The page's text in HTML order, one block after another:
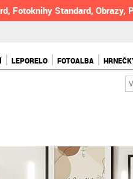
Fotoknihy Standard, Obrazy,
LEPORELO FOTOALBA